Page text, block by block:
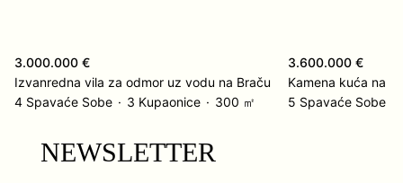
3.000.000 €
Izvanredna vila za odmor uz vodu na Braču
4 Spavaće Sobe
3 Kupaonice 300 ㎡
3.600.000 €
Kamena kuća na
5 Spavaće Sobe
NEWSLETTER